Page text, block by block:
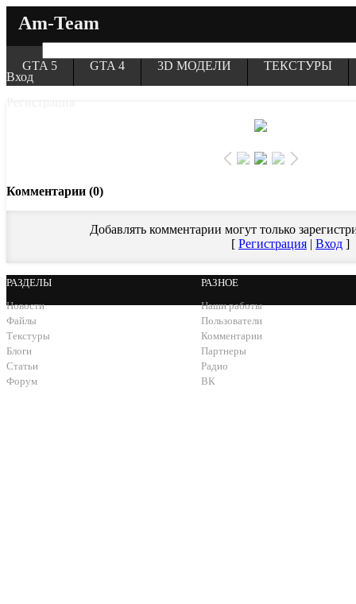
Am-Team
Вход
GTA 5 GTA 4 3D МОДЕЛИ ТЕКСТУРЫ
Комментарии (0)
Добавлять комментарии могут только
[ Регистрация | Вход ]
РАЗДЕЛЫ
Новости
Файлы
Текстуры
Блоги
Статьи
Форум
РАЗНОЕ
Наши работы
Пользователи
Комментарии
Партнеры
Радио
ВК